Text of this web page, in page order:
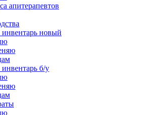
апитерапевтов
новый
б/у